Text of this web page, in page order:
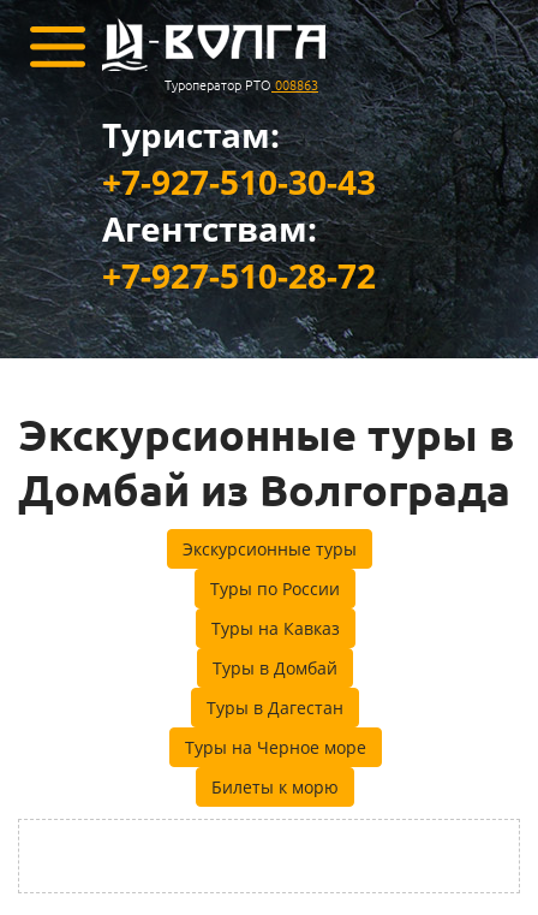
Туроператор РТО 008863
Туристам:
+7-927-510-30-43
Агентствам:
+7-927-510-28-72
Экскурсионные туры в
Домбай из Волгограда
Экскурсионные туры
Туры по России
Туры на Кавказ
Туры в Домбай
Туры в Дагестан
Туры на Черное море
Билеты к морю